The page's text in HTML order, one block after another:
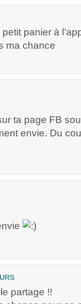
panier à
ma chance
ta page FB
envie. Du
partage !!